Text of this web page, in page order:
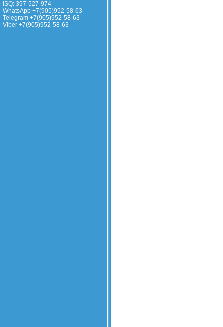
ISQ: 397-527-974
WhatsApp +7(905)952-58-63
Telegram +7(905)952-58-63
Viber +7(905)952-58-63